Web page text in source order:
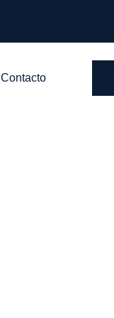
Contacto